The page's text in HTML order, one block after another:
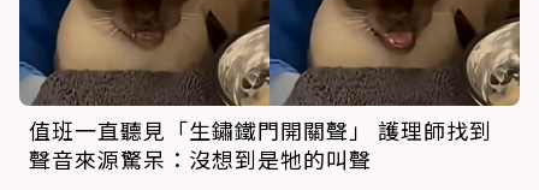
值班一直聽見「生鏽鐵門開關聲」 護理師找到
聲音來源驚呆：沒想到是牠的叫聲